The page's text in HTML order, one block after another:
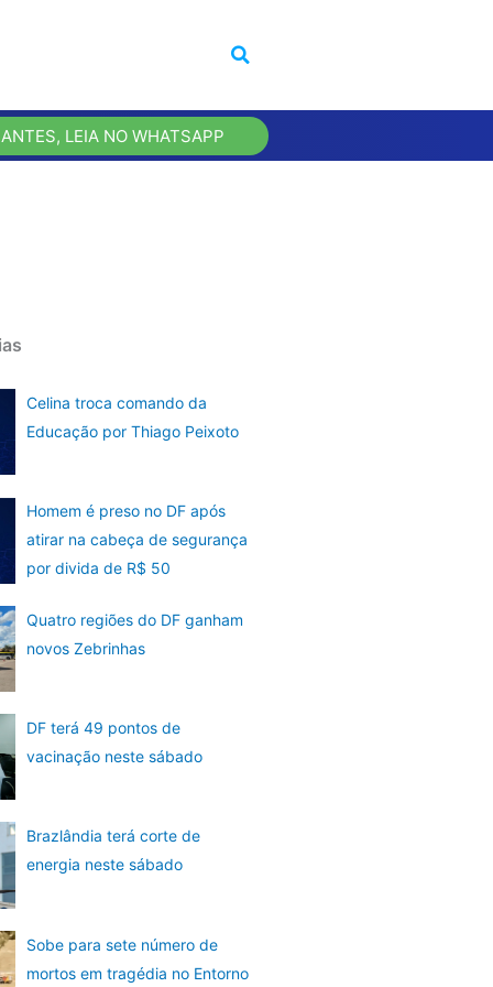
LEIA NO WHATSAPP
Celina troca comando da
Educação por Thiago Peixoto
Homem é preso no DF após
atirar na cabeça de segurança
por divida de R$ 50
Quatro regiões do DF ganham
novos Zebrinhas
DF terá 49 pontos de
vacinação neste sábado
Brazlândia terá corte de
energia neste sábado
Sobe para sete número de
mortos em tragédia no Entorno